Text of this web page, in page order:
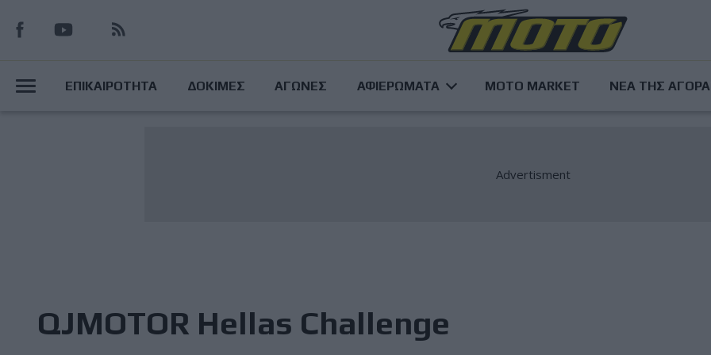
προς
κυρίως
MainΕΠΙΚΑΙΡΟΤΗΤΑ ΔΟΚΙΜΕΣ ΑΓΩΝΕΣ ΑΦΙΕΡΩΜΑΤΑ MOTO MARKET ΝΕΑ ΤΗΣ
QJMOTOR Hellas Challenge